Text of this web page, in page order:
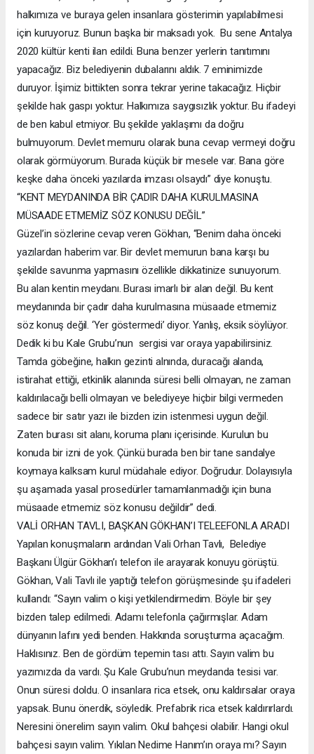
halkımıza ve buraya gelen insanlara gösterimin yapılabilmesi
için kuruyoruz. Bunun başka bir maksadı yok. Bu sene Antalya
2020 kültür kenti ilan edildi. Buna benzer yerlerin tanıtımını
yapacağız. Biz belediyenin dubalarını aldık. 7 eminimizde
duruyor. İşimiz bittikten sonra tekrar yerine takacağız. Hiçbir
şekilde hak gaspı yoktur. Halkımıza saygısızlık yoktur. Bu ifadeyi
de ben kabul etmiyor. Bu şekilde yaklaşımı da doğru
bulmuyorum. Devlet memuru olarak buna cevap vermeyi doğru
olarak görmüyorum. Burada küçük bir mesele var. Bana göre
keşke daha önceki yazılarda imzası olsaydı” diye konuştu.
“KENT MEYDANINDA BİR ÇADIR DAHA KURULMASINA
MÜSAADE ETMEMİZ SÖZ KONUSU DEĞİL”
Güzel’in sözlerine cevap veren Gökhan, “Benim daha önceki
yazılardan haberim var. Bir devlet memurun bana karşı bu
şekilde savunma yapmasını özellikle dikkatinize sunuyorum.
Bu alan kentin meydanı. Burası imarlı bir alan değil. Bu kent
meydanında bir çadır daha kurulmasına müsaade etmemiz
söz konuş değil. ‘Yer göstermedi’ diyor. Yanlış, eksik söylüyor.
Dedik ki bu Kale Grubu’nun sergisi var oraya yapabilirsiniz.
Tamda göbeğine, halkın gezinti alnında, duracağı alanda,
istirahat ettiği, etkinlik alanında süresi belli olmayan, ne zaman
kaldırılacağı belli olmayan ve belediyeye hiçbir bilgi vermeden
sadece bir satır yazı ile bizden izin istenmesi uygun değil.
Zaten burası sit alanı, koruma planı içerisinde. Kurulun bu
konuda bir izni de yok. Çünkü burada ben bir tane sandalye
koymaya kalksam kurul müdahale ediyor. Doğrudur. Dolayısıyla
şu aşamada yasal prosedürler tamamlanmadığı için buna
müsaade etmemiz söz konusu değildir” dedi.
VALİ ORHAN TAVLI, BAŞKAN GÖKHAN’I TELEEFONLA ARADI
Yapılan konuşmaların ardından Vali Orhan Tavlı, Belediye
Başkanı Ülgür Gökhan’ı telefon ile arayarak konuyu görüştü.
Gökhan, Vali Tavlı ile yaptığı telefon görüşmesinde şu ifadeleri
kullandı: “Sayın valim o kişi yetkilendirmedim. Böyle bir şey
bizden talep edilmedi. Adamı telefonla çağırmışlar. Adam
dünyanın lafını yedi benden. Hakkında soruşturma açacağım.
Haklısınız. Ben de gördüm tepemin tası attı. Sayın valim bu
yazımızda da vardı. Şu Kale Grubu’nun meydanda tesisi var.
Onun süresi doldu. O insanlara rica etsek, onu kaldırsalar oraya
yapsak. Bunu önerdik, söyledik. Prefabrik rica etsek kaldırırlardı.
Neresini önerelim sayın valim. Okul bahçesi olabilir. Hangi okul
bahçesi sayın valim. Yıkılan Nedime Hanım’ın oraya mı? Sayın